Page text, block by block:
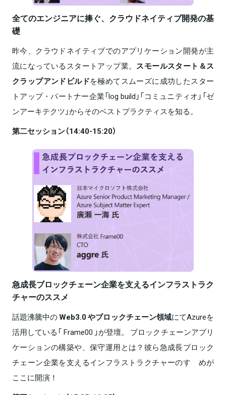
全てのエンジニアに捧ぐ、クラウドネイティブ開発の基
礎
昨今、クラウドネイティブでのアプリケーション開発が主
流になっているスタートアップ業。 スモールスタート＆ス
クラップアンドビルドを極めてスムーズに成功したスター
トアップ・パートナー企業「log build」「コミュニティオ」「ゼ
ンアーキテクツ」からそのベストプラクティスを知る。
第二セッション（14:40-15:20）
急成⾧ブロックチェーン企業を支えるインフラストラク
チャーのススメ
話題沸騰中のWeb3.0 やブロックチェーン領域にてAzureを
活用している「 Frame00 」が登壇。 ブロックチェーンアプリ
ケーションの構築や、保守運用とは？彼ら急成⾧ブロック
チェーン企業を支えるインフラストラクチャーのすゝめが
ここに開演！